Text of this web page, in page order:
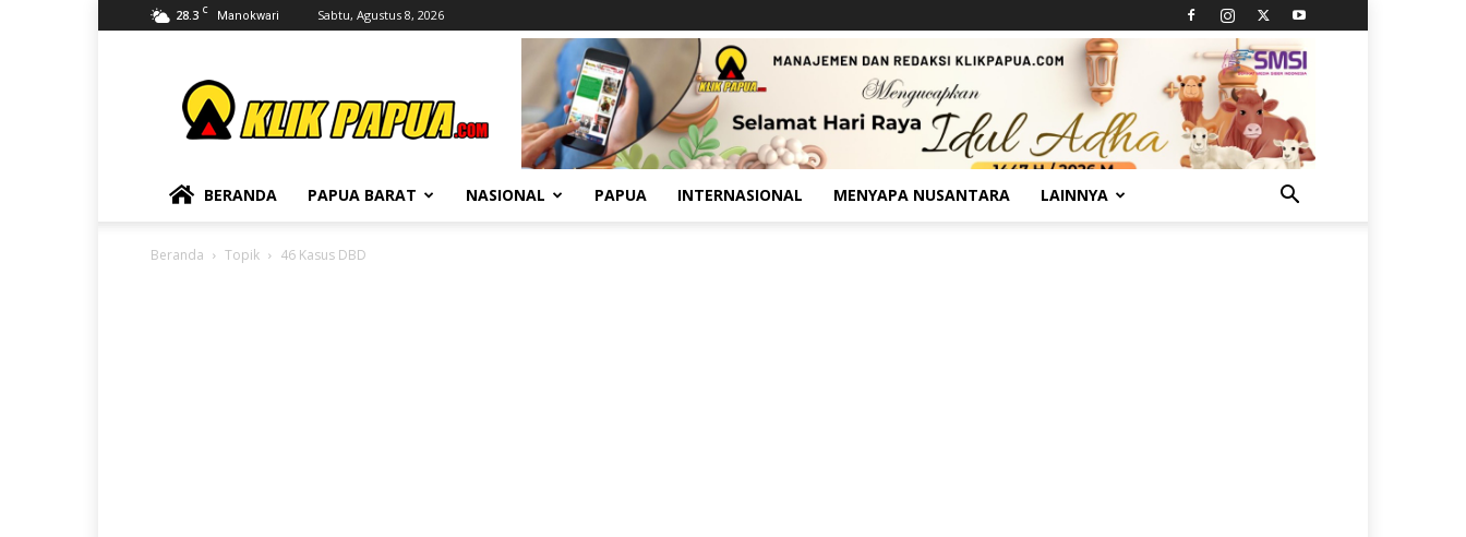
28.3 C Manokwari Sabtu, Agustus 8, 2026
BERANDA PAPUA BARAT NASIONAL PAPUA INTERNASIONAL MENYAPA NUSANTARA LAINNYA
Beranda Topik 46 Kasus DBD